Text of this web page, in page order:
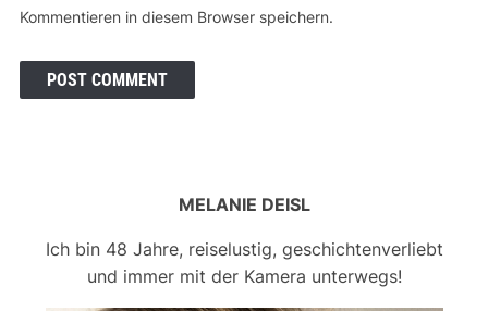
Kommentieren in diesem Browser speichern.
MELANIE DEISL
Ich bin 48 Jahre, reiselustig, geschichtenverliebt
und immer mit der Kamera unterwegs!